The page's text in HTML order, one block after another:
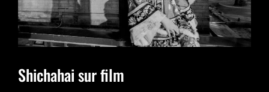
Shichahai sur film